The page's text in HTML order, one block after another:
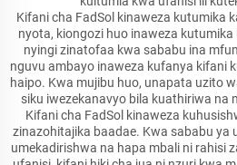
Kifani cha FadSol kinaweza kutumika
nyota, kiongozi huo inaweza
nyingi zinatofaa kwa sababu ina
nguvu ambayo inaweza kufanya kifani
haipo. Kwa mujibu huo, unapata uzito
siku iwezekanavyo bila kuathiriwa na
Kifani cha FadSol kinaweza
zinazohitajika baadae. Kwa sababu ya
umekadirishwa na hapa mbali ni rahisi